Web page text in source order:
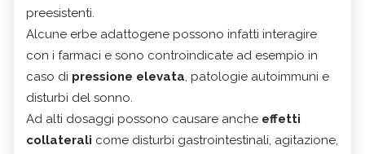
preesistenti.
Alcune erbe adattogene possono infatti interagire
con i farmaci e sono controindicate ad esempio in
caso di pressione elevata , patologie autoimmuni e
disturbi del sonno.
Ad alti dosaggi possono causare anche effetti
collaterali come disturbi gastrointestinali, agitazione,